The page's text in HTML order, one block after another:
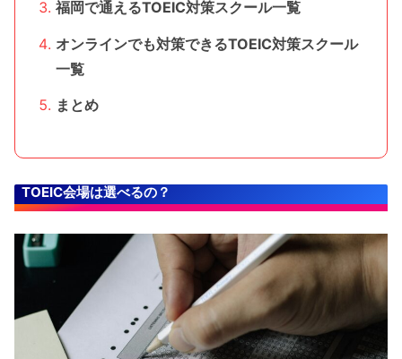
福岡で通えるTOEIC対策スクール一覧
オンラインでも対策できるTOEIC対策スクール
一覧
まとめ
TOEIC会場は選べるの？